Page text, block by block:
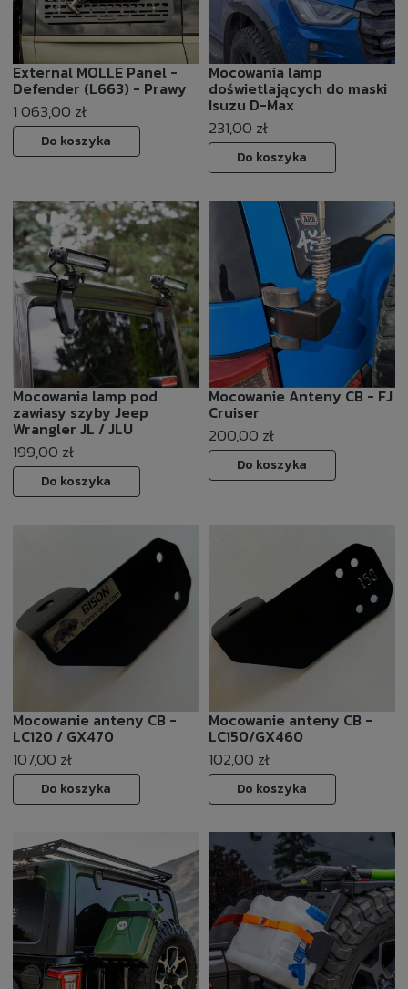
External MOLLE Panel -
Defender (L663) - Prawy
1 063,00 zł
Do koszyka
Mocowania lamp
doświetlających do maski
Isuzu D-Max
231,00 zł
Do koszyka
Mocowania lamp pod
zawiasy szyby Jeep
Wrangler JL / JLU
199,00 zł
Do koszyka
Mocowanie Anteny CB - FJ
Cruiser
200,00 zł
Do koszyka
Mocowanie anteny CB -
LC120 / GX470
107,00 zł
Do koszyka
Mocowanie anteny CB -
LC150/GX460
102,00 zł
Do koszyka